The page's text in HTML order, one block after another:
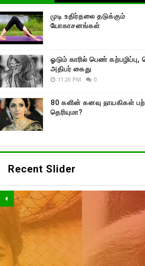
முடி உதிர்தலை தடுக்கும்
யோகாசனங்கள்
ஓடும் காரில் பெண் கற்பழிப்பு,
அதிபர் கைது
11:20 PM 0
80 களின் கனவு நாயகிகள்
தெரியுமா?
Recent Slider